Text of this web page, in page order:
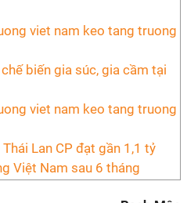
biến gia súc, gia cầm tại
Lan CP đạt gần 1,1 tỷ
Việt Nam sau 6 tháng